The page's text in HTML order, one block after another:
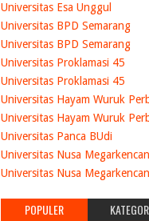
Universitas Esa Unggul
Universitas BPD Semarang
Universitas BPD Semarang
Universitas Proklamasi 45
Universitas Proklamasi 45
Universitas Hayam Wuruk
Universitas Hayam Wuruk
Universitas Panca BUdi
Universitas Nusa
Universitas Nusa
POPULER